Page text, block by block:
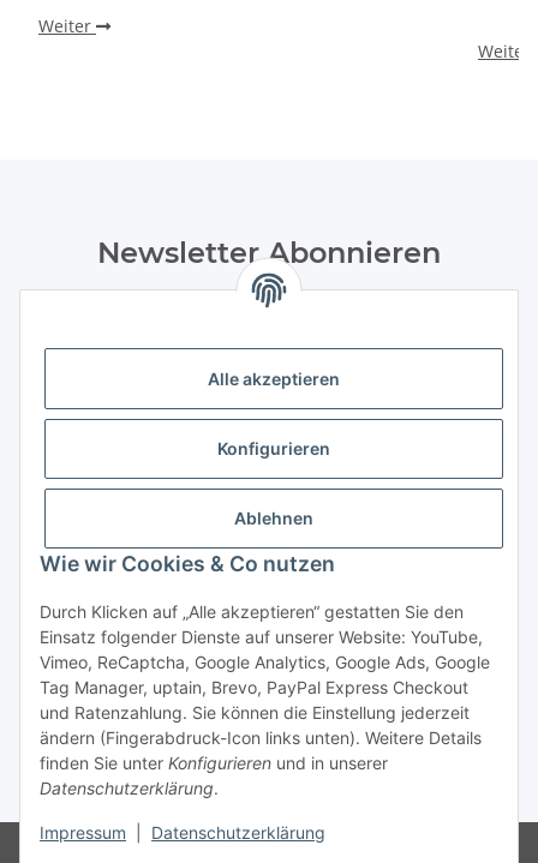
Alle akzeptieren
Konfigurieren
Ablehnen
Wie wir Cookies & Co nutzen
Durch Klicken auf „Alle akzeptieren“ gestatten Sie den
Einsatz folgender Dienste auf unserer Website: YouTube,
Vimeo, ReCaptcha, Google Analytics, Google Ads, Google
Tag Manager, uptain, Brevo, PayPal Express Checkout
und Ratenzahlung. Sie können die Einstellung jederzeit
ändern (Fingerabdruck-Icon links unten). Weitere Details
finden Sie unter Konfigurieren und in unserer
Datenschutzerklärung.
Impressum Datenschutzerklärung
Weiter
Weiter
Newsletter Abonnieren
Bitte senden Sie mir entsprechend Ihrer
Informationen zu Ihrem Produktsortiment Weine und
Feinkost per E-Mail zu. Durch die Bestätigung
des „Abonnieren“-Buttons stimme ich zusätzlich der Analyse
durch individuelle Messung, Speicherung und Auswertung
von Öffnungsraten und der Klickraten zur Optimierung und
Gestaltung zukünftiger Newsletter zu. Hierfür wird
ausgewertet. Ein direkter Bezug zu meiner Person wird dabei
ausgeschlossen. Meine Einwilligung kann ich jederzeit mit
Wirkung für die Zukunft über den Link in unserem Newsletter
abbestellen / widerrufen.
Abonnieren
Newsletter Abonnieren
* Alle Preise inkl. gesetzlicher USt., zzgl. Versand 5,50€, ab 120€
versandkostenfrei - Verkauf von alkoholische Getränke ausschließlich an
Personen ab 18 Jahren.